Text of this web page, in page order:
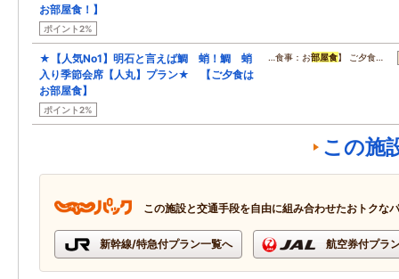
お部屋食！】
ポイント2%
★【人気No1】明石と言えば鯛 蛸！鯛 蛸
入り季節会席【人丸】プラン★ 【ご夕食は
お部屋食】
ポイント2%
…食事：お部屋食】 ご夕食…
この施
この施設と交通手段を自由に組み合わせたおトクな
新幹線/特急付プラン一覧へ 航空券付プラ